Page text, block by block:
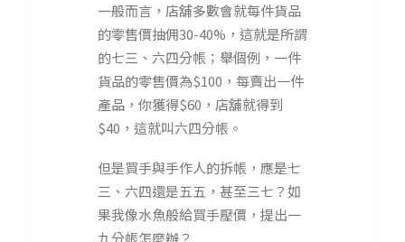
一般而言，店舖多數會就每件貨品
的零售價抽佣30-40%，這就是所謂
的七三、六四分帳；舉個例，一件
貨品的零售價為$100，每賣出一件
產品，你獲得$60，店舖就得到
$40，這就叫六四分帳。
但是買手與手作人的拆帳，應是七
三、六四還是五五，甚至三七？如
果我像水魚般給買手壓價，提出一
九分帳怎麼辦？